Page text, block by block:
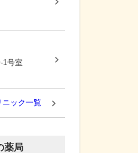
1号室
ック一覧
薬局